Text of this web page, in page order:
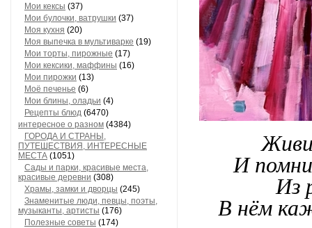
Мои кексы (37)
Мои булочки, ватрушки (37)
Моя кухня (20)
Моя выпечка в мультиварке (19)
Мои торты, пирожные (17)
Мои кексики, маффины (16)
Мои пирожки (13)
Моё печенье (6)
Мои блины, оладьи (4)
Рецепты блюд (6470)
интересное о разном (4384)
ГОРОДА И СТРАНЫ,
ПУТЕШЕСТВИЯ, ИНТЕРЕСНЫЕ
МЕСТА (1051)
Сады и парки, красивые места,
красивые деревни (308)
Храмы, замки и дворцы (245)
Знаменитые люди, певцы, поэты,
музыканты, артисты (176)
Полезные советы (174)
И
Из
В нём